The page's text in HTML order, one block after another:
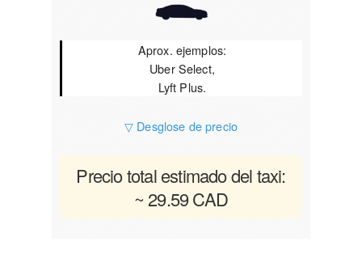
Aprox. ejemplos:
Uber Select,
Lyft Plus.
▽ Desglose de precio
Precio total estimado del taxi:
~ 29.59 CAD